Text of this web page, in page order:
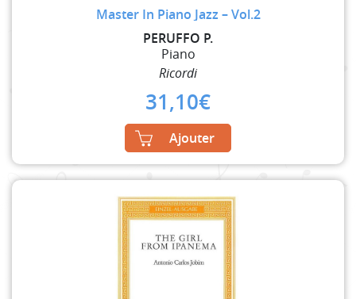
Master In Piano Jazz – Vol.2
PERUFFO P.
Piano
Ricordi
31,10€
Ajouter